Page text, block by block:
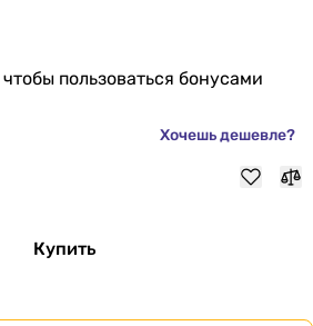
чтобы пользоваться бонусами
Хочешь дешевле?
Купить